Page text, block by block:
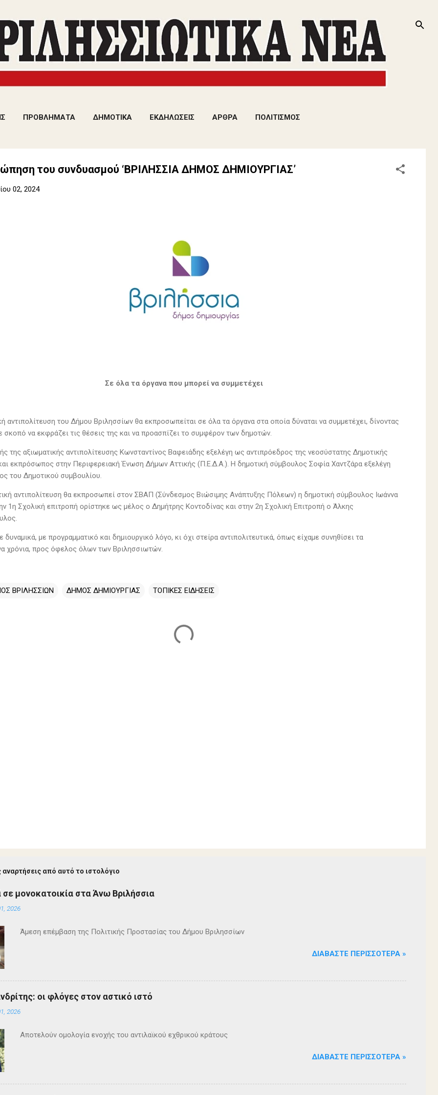
ΠΡΟΒΛΗΜΑΤΑ ΔΗΜΟΤΙΚΑ ΕΚΔΗΛΩΣΕΙΣ ΑΡΘΡΑ ΠΟΛΙΤΙΣΜΟΣ
του συνδυασμού ‘ΒΡΙΛΗΣΣΙΑ ΔΗΜΟΣ ΔΗΜΙΟΥΡΓΙΑΣ’
02, 2024
Σε όλα τα όργανα που μπορεί να συμμετέχει
αντιπολίτευση του Δήμου Βριλησσίων θα εκπροσωπείται σε όλα τα όργανα στα οποία δύναται να συμμετέχει, δίνοντας
σκοπό να εκφράζει τις θέσεις της και να προασπίζει το συμφέρον των δημοτών.
της αξιωματικής αντιπολίτευσης Κωνσταντίνος Βαφειάδης εξελέγη ως αντιπρόεδρος της νεοσύστατης Δημοτικής
εκπρόσωπος στην Περιφερειακή Ένωση Δήμων Αττικής (Π.Ε.Δ.Α.). Η δημοτική σύμβουλος Σοφία Χαντζάρα εξελέγη
του Δημοτικού συμβουλίου.
αντιπολίτευση θα εκπροσωπεί στον ΣΒΑΠ (Σύνδεσμος Βιώσιμης Ανάπτυξης Πόλεων) η δημοτική σύμβουλος Ιωάννα
1η Σχολική επιτροπή ορίστηκε ως μέλος ο Δημήτρης Κοντοδίνας και στην 2η Σχολική Επιτροπή ο Άλκης
δυναμικά, με προγραμματικό και δημιουργικό λόγο, κι όχι στείρα αντιπολιτευτικά, όπως είχαμε συνηθίσει τα
χρόνια, προς όφελος όλων των Βριλησσιωτών.
ΒΡΙΛΗΣΣΙΩΝ ΔΗΜΟΣ ΔΗΜΙΟΥΡΓΙΑΣ ΤΟΠΙΚΕΣ ΕΙΔΗΣΕΙΣ
αναρτήσεις από αυτό το ιστολόγιο
σε μονοκατοικία στα Άνω Βριλήσσια
2026
Άμεση επέμβαση της Πολιτικής Προστασίας του Δήμου Βριλησσίων
ΔΙΑΒΆΣΤΕ ΠΕΡΙΣΣΌΤΕΡΑ »
οι φλόγες στον αστικό ιστό
2026
Αποτελούν ομολογία ενοχής του αντιλαϊκού εχθρικού κράτους
ΔΙΑΒΆΣΤΕ ΠΕΡΙΣΣΌΤΕΡΑ »